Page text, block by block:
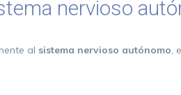
nervioso
al sistema nervioso autónomo,